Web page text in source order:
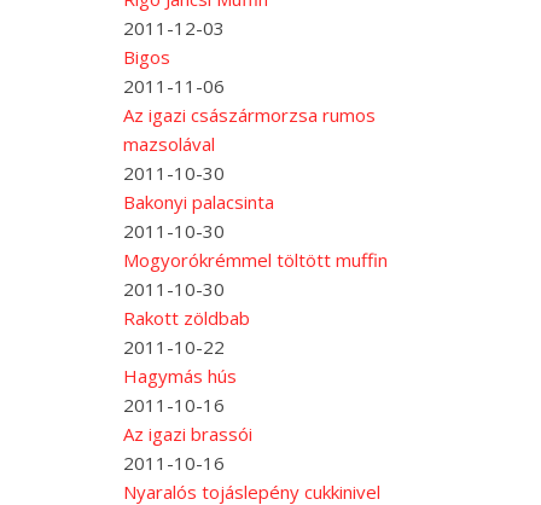
2011-12-03
Bigos
2011-11-06
Az igazi császármorzsa rumos
mazsolával
2011-10-30
Bakonyi palacsinta
2011-10-30
Mogyorókrémmel töltött muffin
2011-10-30
Rakott zöldbab
2011-10-22
Hagymás hús
2011-10-16
Az igazi brassói
2011-10-16
Nyaralós tojáslepény cukkinivel